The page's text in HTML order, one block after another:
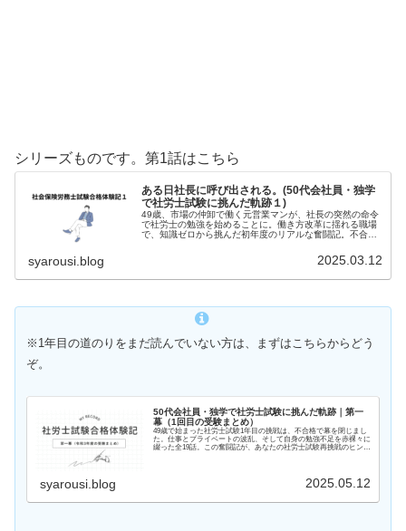
シリーズものです。第1話はこちら
ある日社長に呼び出される。(50代会社員・独学
で社労士試験に挑んだ軌跡１)
49歳、市場の仲卸で働く元営業マンが、社長の突然の命令
で社労士の勉強を始めることに。働き方改革に揺れる職場
で、知識ゼロから挑んだ初年度のリアルな奮闘記。不合格
syarousi.blog 2025.03.12
※1年目の道のりをまだ読んでいない方は、まずはこちらからどう
ぞ。
50代会社員・独学で社労士試験に挑んだ軌跡｜第一
幕（1回目の受験まとめ）
49歳で始まった社労士試験1年目の挑戦は、不合格で幕を閉じまし
た。仕事とプライベートの波乱、そして自身の勉強不足を赤裸々に
綴った全19話。この奮闘記が、あなたの社労士試験再挑戦のヒント
syarousi.blog 2025.05.12